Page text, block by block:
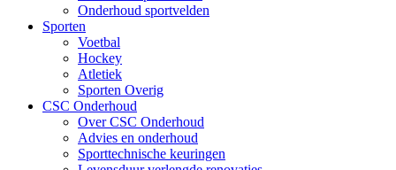
Onderhoud sportvelden
Sporten
Voetbal
Hockey
Atletiek
Sporten Overig
CSC Onderhoud
Over CSC Onderhoud
Advies en onderhoud
Sporttechnische keuringen